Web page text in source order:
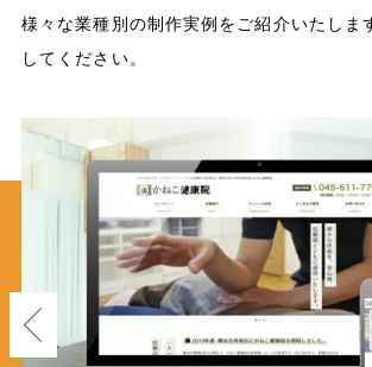
様々な業種別の制作実例をご紹介いたしま
してください。